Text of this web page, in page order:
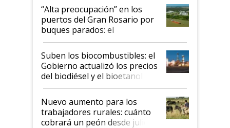
“Alta preocupación” en los
puertos del Gran Rosario por
buques parados: el
funcionamiento de las
exportadoras en tensión tras
la medida de fuerza de los
prácticos
Suben los biocombustibles: el
Gobierno actualizó los precios
del biodiésel y el bioetanol
Nuevo aumento para los
trabajadores rurales: cuánto
cobrará un peón desde julio